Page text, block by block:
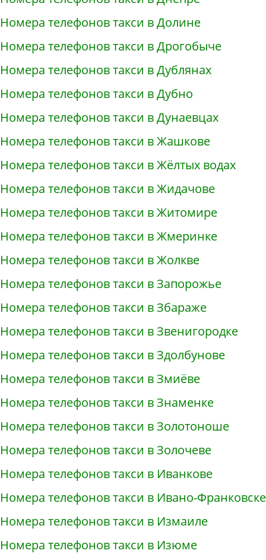
Номера телефонов такси в Долине
Номера телефонов такси в Дрогобыче
Номера телефонов такси в Дублянах
Номера телефонов такси в Дубно
Номера телефонов такси в Дунаевцах
Номера телефонов такси в Жашкове
Номера телефонов такси в Жёлтых водах
Номера телефонов такси в Жидачове
Номера телефонов такси в Житомире
Номера телефонов такси в Жмеринке
Номера телефонов такси в Жолкве
Номера телефонов такси в Запорожье
Номера телефонов такси в Збараже
Номера телефонов такси в Звенигородке
Номера телефонов такси в Здолбунове
Номера телефонов такси в Змиёве
Номера телефонов такси в Знаменке
Номера телефонов такси в Золотоноше
Номера телефонов такси в Золочеве
Номера телефонов такси в Иванкове
Номера телефонов такси в Ивано-Франковске
Номера телефонов такси в Измаиле
Номера телефонов такси в Изюме